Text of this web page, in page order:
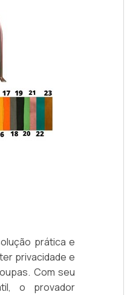
preços
prática e
privacidade e
Com seu
o provador